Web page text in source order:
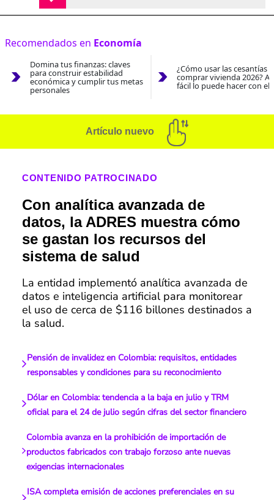
Recomendados en Economía
Domina tus finanzas: claves
para construir estabilidad
económica y cumplir tus metas
personales
¿Cómo usar las cesantías
comprar vivienda 2026?
fácil lo puede hacer con el
Artículo nuevo
CONTENIDO PATROCINADO
Con analítica avanzada de
datos, la ADRES muestra cómo
se gastan los recursos del
sistema de salud
La entidad implementó analítica avanzada de
datos e inteligencia artificial para monitorear
el uso de cerca de $116 billones destinados a
la salud.
Pensión de invalidez en Colombia: requisitos, entidades
responsables y condiciones para su reconocimiento
Dólar en Colombia: tendencia a la baja en julio y TRM
oficial para el 24 de julio según cifras del sector financiero
Colombia avanza en la prohibición de importación de
productos fabricados con trabajo forzoso ante nuevas
exigencias internacionales
ISA completa emisión de acciones preferenciales en su